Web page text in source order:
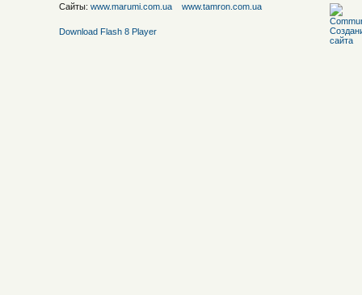
Сайты: www.marumi.com.ua www.tamron.com.ua
Download Flash 8 Player